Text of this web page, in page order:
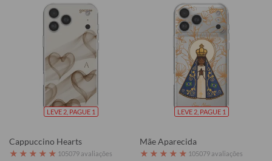
LEVE 2, PAGUE 1
Cappuccino Hearts
★ ★ ★ ★ ★ 105079 avaliações
LEVE 2, PAGUE 1
Mãe Aparecida
★ ★ ★ ★ ★ 105079 avaliações